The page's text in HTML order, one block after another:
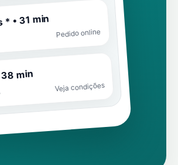
• 31 min
Pedido online
min
Veja condições